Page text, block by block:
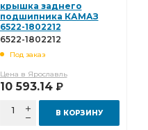
крышка заднего
подшипника КАМАЗ
6522-1802212
6522-1802212
Под заказ
Цена в Ярославль
10 593.14 Р
В КОРЗИНУ